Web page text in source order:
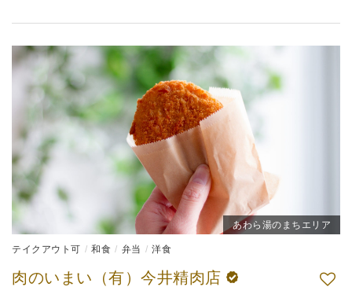
あわら湯のまちエリア
テイクアウト可 和食 弁当 洋食
肉のいまい（有）今井精肉店